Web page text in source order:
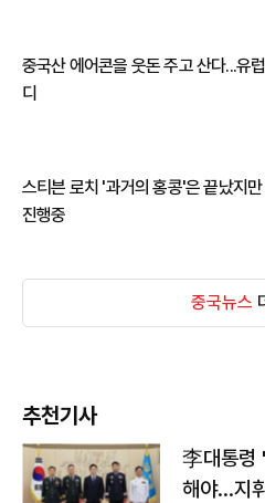
중국산 에어콘을 웃돈 주고 산다...유
디
스티븐 로치 '과거의 홍콩'은 끝났지
진행중
중국뉴스
추천기사
李대통령
해야…지